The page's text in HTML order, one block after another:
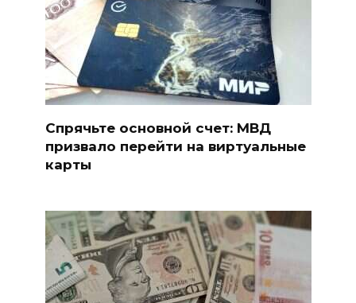
Спрячьте основной счет: МВД
призвало перейти на виртуальные
карты